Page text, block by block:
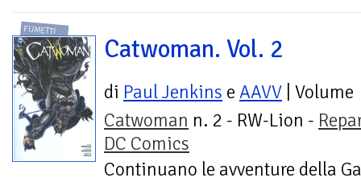
FUMETTI
Catwoman. Vol. 2
di Paul Jenkins e AAVV | Volume
Catwoman n. 2 - RW-Lion -
DC Comics
Continuano le avventure della